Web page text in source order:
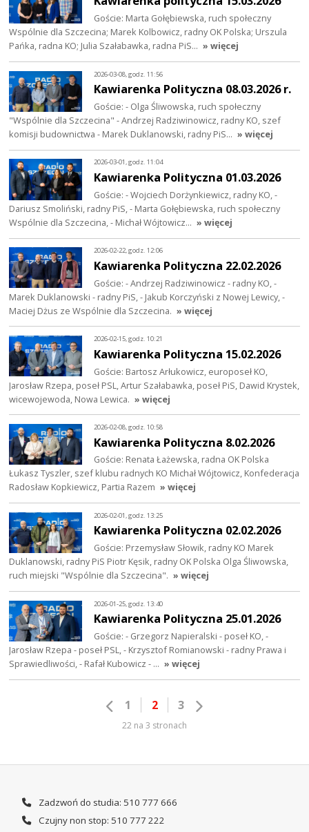
Goście: Marta Gołębiewska, ruch społeczny
Wspólnie dla Szczecina; Marek Kolbowicz, radny OK Polska; Urszula
Pańka, radna KO; Julia Szałabawka, radna PiS… » więcej
2026-03-08, godz. 11:56
Kawiarenka Polityczna 08.03.2026 r.
Goście: - Olga Śliwowska, ruch społeczny
"Wspólnie dla Szczecina" - Andrzej Radziwinowicz, radny KO, szef
komisji budownictwa - Marek Duklanowski, radny PiS… » więcej
2026-03-01, godz. 11:04
Kawiarenka Polityczna 01.03.2026
Goście: - Wojciech Dorżynkiewicz, radny KO, -
Dariusz Smoliński, radny PiS, - Marta Gołębiewska, ruch społeczny
Wspólnie dla Szczecina, - Michał Wójtowicz… » więcej
2026-02-22, godz. 12:06
Kawiarenka Polityczna 22.02.2026
Goście: - Andrzej Radziwinowicz - radny KO, -
Marek Duklanowski - radny PiS, - Jakub Korczyński z Nowej Lewicy, -
Maciej Dżus ze Wspólnie dla Szczecina. » więcej
2026-02-15, godz. 10:21
Kawiarenka Polityczna 15.02.2026
Goście: Bartosz Arłukowicz, europoseł KO,
Jarosław Rzepa, poseł PSL, Artur Szałabawka, poseł PiS, Dawid Krystek,
wicewojewoda, Nowa Lewica. » więcej
2026-02-08, godz. 10:58
Kawiarenka Polityczna 8.02.2026
Goście: Renata Łażewska, radna OK Polska
Łukasz Tyszler, szef klubu radnych KO Michał Wójtowicz, Konfederacja
Radosław Kopkiewicz, Partia Razem » więcej
2026-02-01, godz. 13:25
Kawiarenka Polityczna 02.02.2026
Goście: Przemysław Słowik, radny KO Marek
Duklanowski, radny PiS Piotr Kęsik, radny OK Polska Olga Śliwowska,
ruch miejski "Wspólnie dla Szczecina". » więcej
2026-01-25, godz. 13:40
Kawiarenka Polityczna 25.01.2026
Goście: - Grzegorz Napieralski - poseł KO, -
Jarosław Rzepa - poseł PSL, - Krzysztof Romianowski - radny Prawa i
Sprawiedliwości, - Rafał Kubowicz - … » więcej
1 2 3
22 na 3 stronach
Zadzwoń do studia: 510 777 666
Czujny non stop: 510 777 222